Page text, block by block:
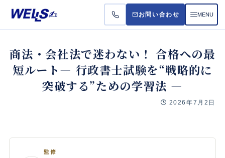
お
受
料金
お問い合わせ MENU
商法・会社法で迷わない！ 合格への最
短ルート― 行政書士試験を“戦略的に
突破する”ための学習法 ―
2026年7月2日
監修